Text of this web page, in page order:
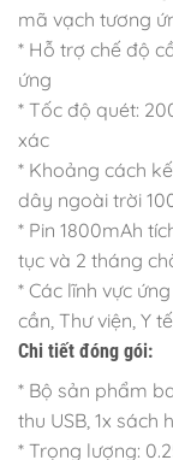
mã vạch tương
* Hỗ trợ chế độ
ứng
* Tốc độ quét:
xác
* Khoảng cách
dây ngoài trời
* Pin 1800mAh
tục và 2 tháng
* Các lĩnh vực
cần, Thư viện, Y
Chi tiết đóng gói:
* Bộ sản phẩm
thu USB, 1x sách
* Trọng lượng: